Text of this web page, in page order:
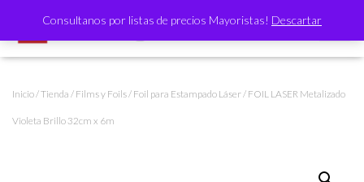
Consultanos por listas de precios Mayoristas! Descartar
Inicio/Tienda / Films y Foils/ Foil para Estampado Láser/ FOIL LASER Metalizado
Violeta Brillo 32cm x 6m